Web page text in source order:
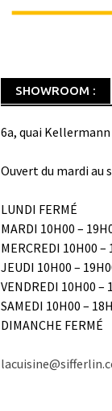
SHOWROOM :
6a, quai Kellermann
Ouvert du mardi au
LUNDI FERMÉ
MARDI 10H00 –
MERCREDI 10H00 –
JEUDI 10H00 –
VENDREDI 10H00 –
SAMEDI 10H00 –
DIMANCHE FERMÉ